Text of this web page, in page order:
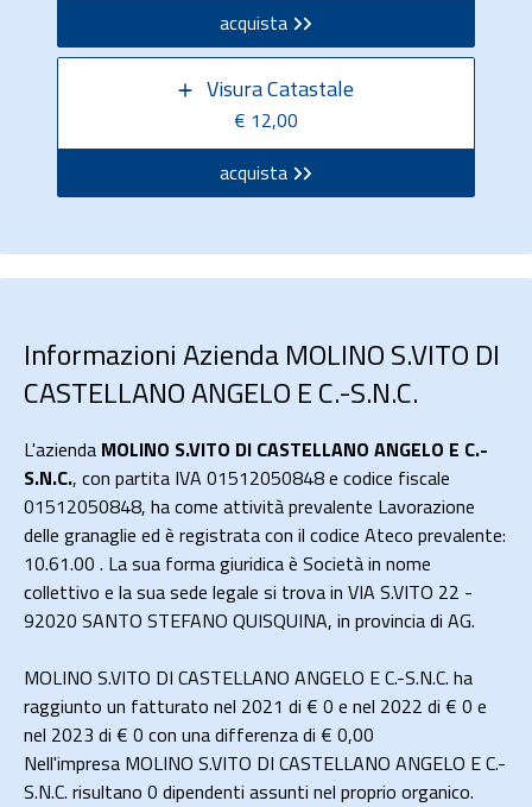
acquista
Visura Catastale
€ 12,00
acquista
Informazioni Azienda MOLINO S.VITO DI
CASTELLANO ANGELO E C.-S.N.C.
L'azienda MOLINO S.VITO DI CASTELLANO ANGELO E C.-
S.N.C., con partita IVA 01512050848 e codice fiscale
01512050848, ha come attività prevalente Lavorazione
delle granaglie ed è registrata con il codice Ateco prevalente:
10.61.00 . La sua forma giuridica è Società in nome
collettivo e la sua sede legale si trova in VIA S.VITO 22 -
92020 SANTO STEFANO QUISQUINA, in provincia di AG.
MOLINO S.VITO DI CASTELLANO ANGELO E C.-S.N.C. ha
raggiunto un fatturato nel 2021 di € 0 e nel 2022 di € 0 e
nel 2023 di € 0 con una differenza di € 0,00
Nell'impresa MOLINO S.VITO DI CASTELLANO ANGELO E C.-
S.N.C. risultano 0 dipendenti assunti nel proprio organico.